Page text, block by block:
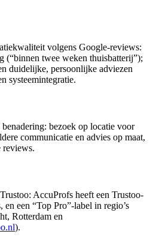
volgens Google‑reviews:
(“binnen twee weken thuisbatterij”);
duidelijke, persoonlijke adviezen
systeemintegratie.
bezoek op locatie voor
communicatie en advies op maat,
reviews.
AccuProfs heeft een Trustoo-
een “Top Pro”-label in regio’s
Rotterdam en
).